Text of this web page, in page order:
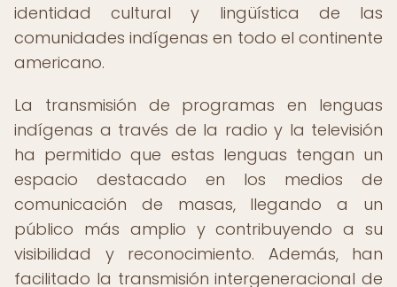
identidad cultural y lingüística de las
comunidades indígenas en todo el continente
americano.
La transmisión de programas en lenguas
indígenas a través de la radio y la televisión
ha permitido que estas lenguas tengan un
espacio destacado en los medios de
comunicación de masas, llegando a un
público más amplio y contribuyendo a su
visibilidad y reconocimiento. Además, han
facilitado la transmisión intergeneracional de